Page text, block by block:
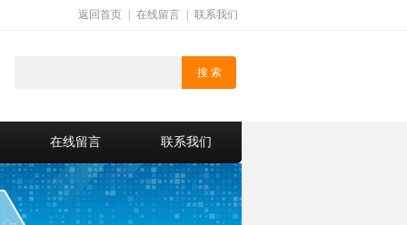
返回首页 在线留言 联系我们
在线留言 联系我们